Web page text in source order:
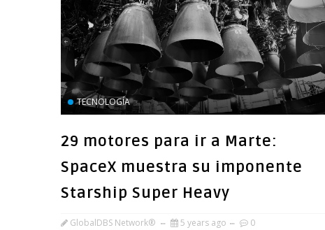
TECNOLOGÍA
29 motores para ir a Marte:
SpaceX muestra su imponente
Starship Super Heavy
GlobalDBS Network® 5 years ago 0